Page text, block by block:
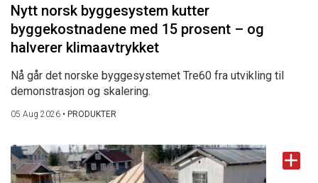
Nytt norsk byggesystem kutter
byggekostnadene med 15 prosent – og
halverer klimaavtrykket
Nå går det norske byggesystemet Tre60 fra utvikling til
demonstrasjon og skalering.
05 Aug 2026 • PRODUKTER